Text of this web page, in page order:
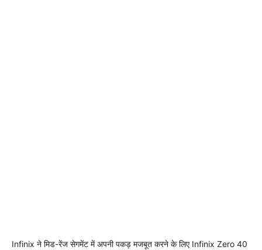
Infinix ने मिड-रेंज सेगमेंट में अपनी पकड़ मजबूत करने के लिए Infinix Zero 40